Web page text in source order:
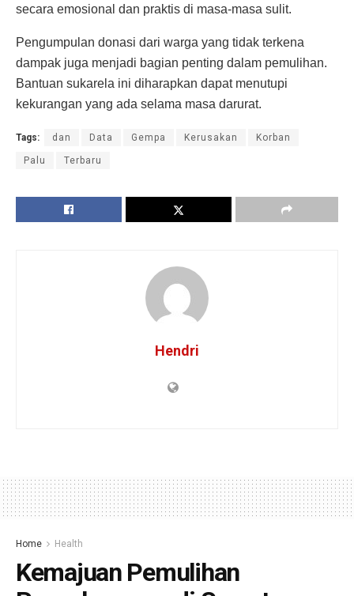
secara emosional dan praktis di masa-masa sulit.
Pengumpulan donasi dari warga yang tidak terkena
dampak juga menjadi bagian penting dalam pemulihan.
Bantuan sukarela ini diharapkan dapat menutupi
kekurangan yang ada selama masa darurat.
Tags: dan Data Gempa Kerusakan Korban
Palu Terbaru
Hendri
Home Health
Kemajuan Pemulihan